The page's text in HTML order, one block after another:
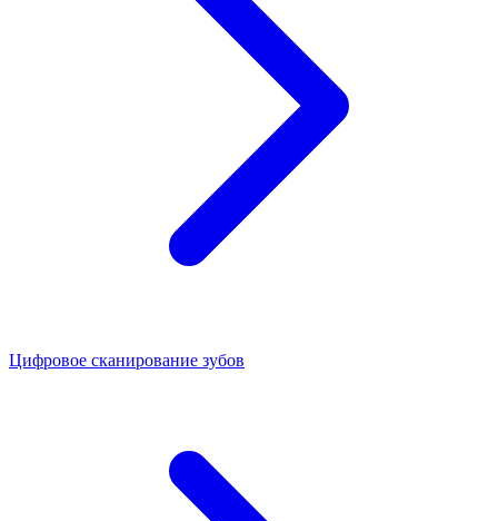
Цифровое сканирование зубов